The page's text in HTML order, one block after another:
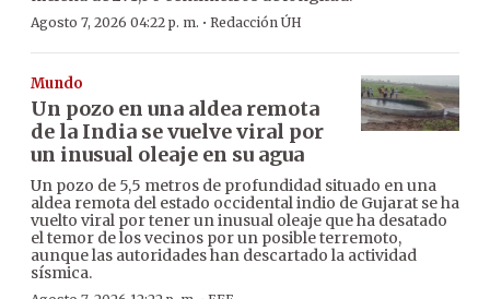
Agosto 7, 2026 04:22 p. m. · Redacción ÚH
Mundo
Un pozo en una aldea remota
de la India se vuelve viral por
un inusual oleaje en su agua
Un pozo de 5,5 metros de profundidad situado en una
aldea remota del estado occidental indio de Gujarat se ha
vuelto viral por tener un inusual oleaje que ha desatado
el temor de los vecinos por un posible terremoto,
aunque las autoridades han descartado la actividad
sísmica.